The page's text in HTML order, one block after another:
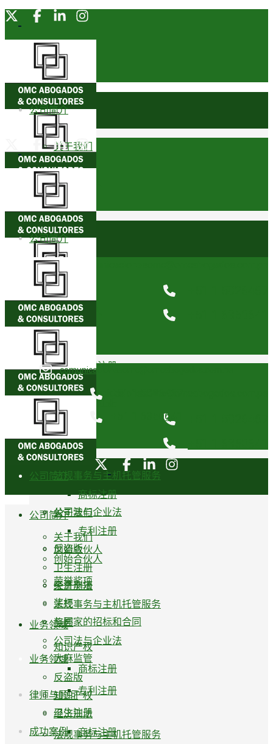
公司简介
关于我们
创始合伙人
荣誉奖项
奖杯
业务领域
知识产权
商标注册
专利注册
卫生注册
法规事务与主机托管服务
公司法与企业法
反盗版
经济刑法
与国家的招标和合同
大麻监管
律师与顾问
成功案例
comunicacionesomc@omcabogados.com.pe
公司简介
关于我们
创始合伙人
荣誉奖项
奖杯
业务领域
知识产权
商标注册
专利注册
卫生注册
法规事务与主机托管服务
公司法与企业法
反盗版
经济刑法
comunicacionesomc@omcabogados.com.pe
+51 1 6350641
公司简介
关于我们
创始合伙人
荣誉奖项
奖杯
业务领域
知识产权
商标注册
公司简介
关于我们
创始合伙人
荣誉奖项
奖杯
业务领域
知识产权
商标注册
专利注册
卫生注册
法规事务与主机托管服务